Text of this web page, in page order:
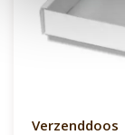
Verzenddoos